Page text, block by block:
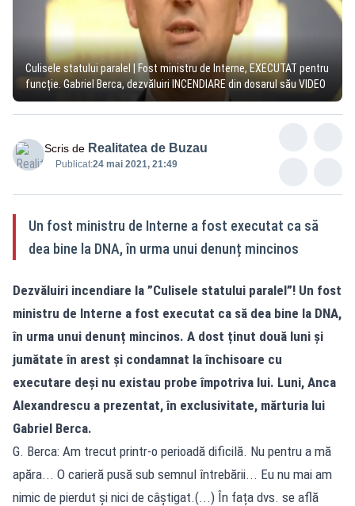
Culisele statului paralel | Fost ministru de Interne, EXECUTAT pentru
funcție. Gabriel Berca, dezvăluiri INCENDIARE din dosarul său VIDEO
Scris de Realitatea de Buzau
Publicat:24 mai 2021, 21:49
Un fost ministru de Interne a fost executat ca să
dea bine la DNA, în urma unui denunț mincinos
Dezvăluiri incendiare la ”Culisele statului paralel”! Un fost
ministru de Interne a fost executat ca să dea bine la DNA,
în urma unui denunț mincinos. A dost ținut două luni și
jumătate în arest și condamnat la închisoare cu
executare deși nu existau probe împotriva lui. Luni, Anca
Alexandrescu a prezentat, în exclusivitate, mărturia lui
Gabriel Berca.
G. Berca: Am trecut printr-o perioadă dificilă. Nu pentru a mă
apăra... O carieră pusă sub semnul întrebării... Eu nu mai am
nimic de pierdut și nici de câștigat.(...) În fața dvs. se află